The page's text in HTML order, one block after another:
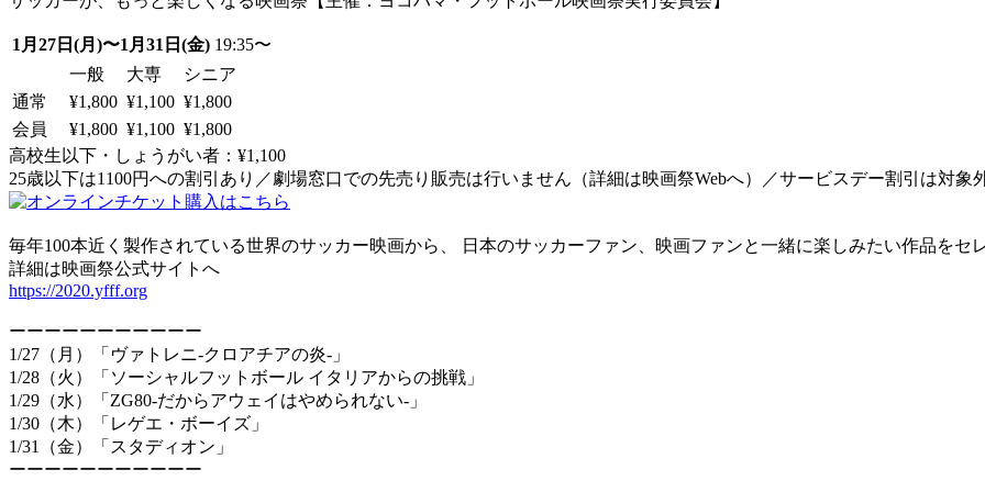
1月27日(月)〜1月31日(金) 19:35〜
一般
大専
シニア
通常
¥1,800 ¥1,100 ¥1,800
会員
¥1,800 ¥1,100 ¥1,800
高校生以下・しょうがい者：¥1,100
25歳以下は1100円への割引あり／劇場窓口での先売り販売は行いません（詳細は映画祭Webへ）／サービスデー割引は対象
毎年100本近く製作されている世界のサッカー映画から、 日本のサッカーファン、映画ファンと一緒に楽しみたい作品をセ
詳細は映画祭公式サイトへ
https://2020.yfff.org
ーーーーーーーーーーー
1/27（月）「ヴァトレニ-クロアチアの炎-」
1/28（火）「ソーシャルフットボール イタリアからの挑戦」
1/29（水）「ZG80-だからアウェイはやめられない-」
1/30（木）「レゲエ・ボーイズ」
1/31（金）「スタディオン」
ーーーーーーーーーーー